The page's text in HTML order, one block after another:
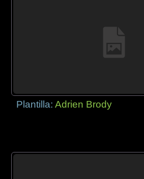
Plantilla:Adrien Brody